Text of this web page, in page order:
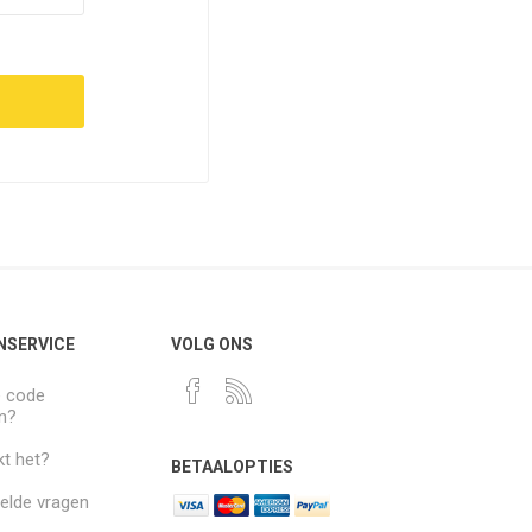
code
het?
vragen
VOLG ONS
BETAALOPTIES